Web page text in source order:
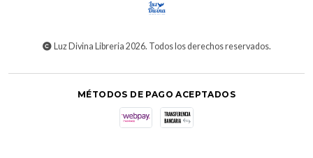
Luz Divina Libreria 2026. Todos los derechos reservados.
MÉTODOS DE PAGO ACEPTADOS